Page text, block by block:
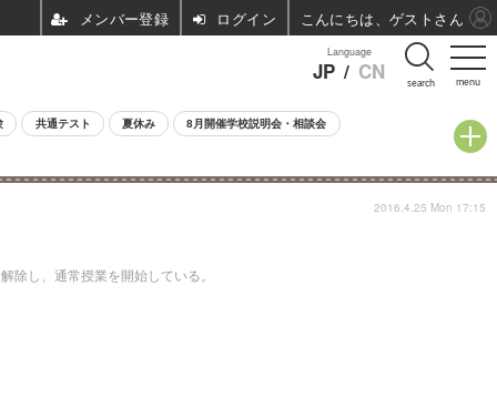
menu
Language
JP / CN search
共通テスト 夏休み 8月開催学校説明会・相談会
し、通常授業を開始している。
2016.4.25 Mon 17:15
ログイン こんにちは、ゲストさん